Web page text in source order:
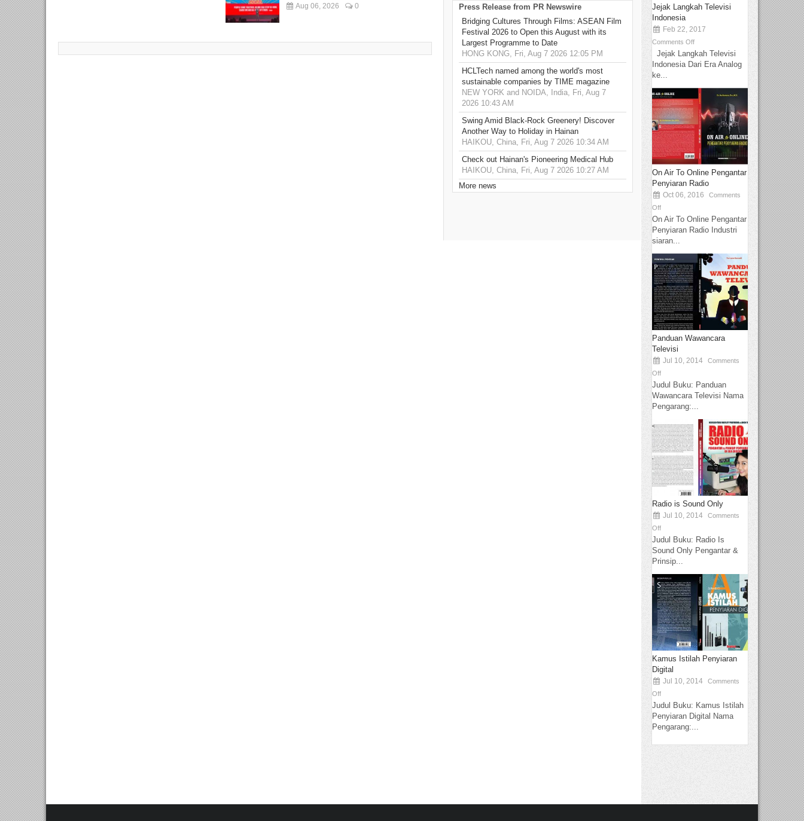
Aug 06, 2026 0
Press Release from PR Newswire
Bridging Cultures Through Films: ASEAN Film
Festival 2026 to Open this August with its
Largest Programme to Date
HONG KONG, Fri, Aug 7 2026 12:05 PM
HCLTech named among the world's most
sustainable companies by TIME magazine
NEW YORK and NOIDA, India, Fri, Aug 7
2026 10:43 AM
Swing Amid Black‑Rock Greenery! Discover
Another Way to Holiday in Hainan
HAIKOU, China, Fri, Aug 7 2026 10:34 AM
Check out Hainan's Pioneering Medical Hub
HAIKOU, China, Fri, Aug 7 2026 10:27 AM
More news
Jejak Langkah Televisi
Indonesia
Feb 22, 2017
Comments Off
Jejak Langkah Televisi
Indonesia Dari Era Analog
ke...
On Air To Online Pengantar
Penyiaran Radio
Oct 06, 2016
Comments
Off
On Air To Online Pengantar
Penyiaran Radio Industri
siaran...
Panduan Wawancara
Televisi
Jul 10, 2014
Comments
Off
Judul Buku: Panduan
Wawancara Televisi Nama
Pengarang:...
Radio is Sound Only
Jul 10, 2014
Comments
Off
Judul Buku: Radio Is
Sound Only Pengantar &
Prinsip...
Kamus Istilah Penyiaran
Digital
Jul 10, 2014
Comments
Off
Judul Buku: Kamus Istilah
Penyiaran Digital Nama
Pengarang:...